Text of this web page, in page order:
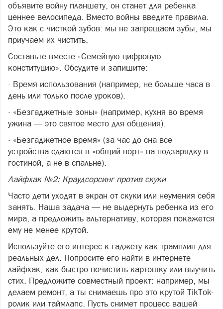
объявите войну планшету, он станет для ребенка
ценнее велосипеда. Вместо войны введите правила.
Это как с чисткой зубов: мы не запрещаем зубы, мы
приучаем их чистить.
Составьте вместе «Семейную цифровую
конституцию». Обсудите и запишите:
· Время использования (например, не больше часа в
день или только после уроков).
· «Безгаджетные зоны» (например, кухня во время
ужина — это святое место для общения).
· «Безгаджетное время» (за час до сна все
устройства сдаются в «общий порт» на подзарядку в
гостиной, а не в спальне).
Лайфхак №2: Краудсорсинг против скуки
Часто дети уходят в экран от скуки или неумения себя
занять. Наша задача — не выдернуть ребенка из его
мира, а предложить альтернативу, которая покажется
ему не менее крутой.
Используйте его интерес к гаджету как трамплин для
реальных дел. Попросите его найти в интернете
лайфхак, как быстро почистить картошку или выучить
стих. Предложите совместный проект: например, мы
делаем ремонт, а ты снимаешь про это крутой TikTok-
ролик или таймлапс. Пусть снимет процесс вашей